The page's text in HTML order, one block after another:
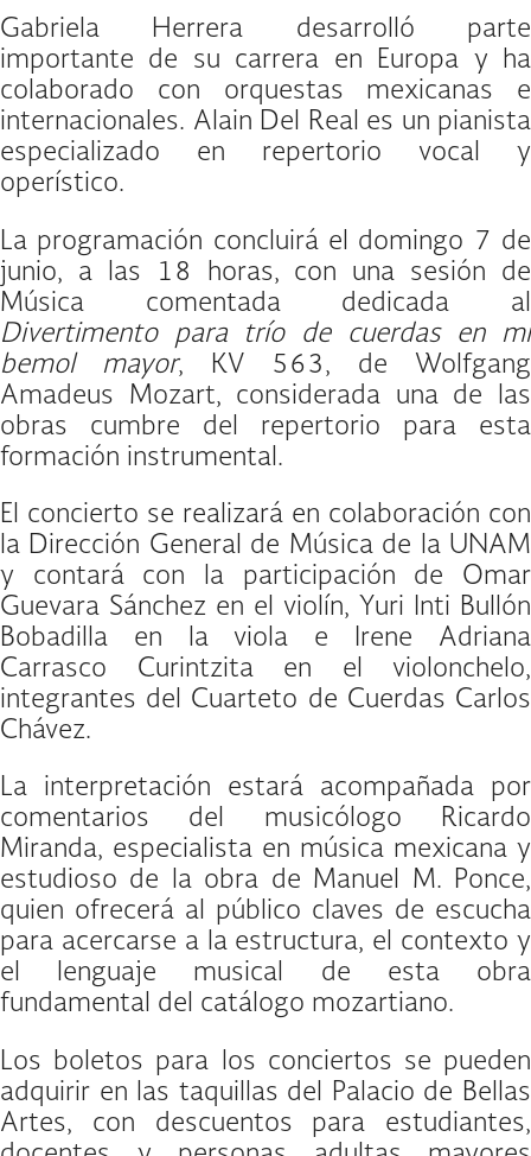
Gabriela Herrera desarrolló parte
importante de su carrera en Europa y ha
colaborado con orquestas mexicanas e
internacionales. Alain Del Real es un pianista
especializado en repertorio vocal y
operístico.
La programación concluirá el domingo 7 de
junio, a las 18 horas, con una sesión de
Música comentada dedicada al
Divertimento para trío de cuerdas en mi
bemol mayor, KV 563, de Wolfgang
Amadeus Mozart, considerada una de las
obras cumbre del repertorio para esta
formación instrumental.
El concierto se realizará en colaboración con
la Dirección General de Música de la UNAM
y contará con la participación de Omar
Guevara Sánchez en el violín, Yuri Inti Bullón
Bobadilla en la viola e Irene Adriana
Carrasco Curintzita en el violonchelo,
integrantes del Cuarteto de Cuerdas Carlos
Chávez.
La interpretación estará acompañada por
comentarios del musicólogo Ricardo
Miranda, especialista en música mexicana y
estudioso de la obra de Manuel M. Ponce,
quien ofrecerá al público claves de escucha
para acercarse a la estructura, el contexto y
el lenguaje musical de esta obra
fundamental del catálogo mozartiano.
Los boletos para los conciertos se pueden
adquirir en las taquillas del Palacio de Bellas
Artes, con descuentos para estudiantes,